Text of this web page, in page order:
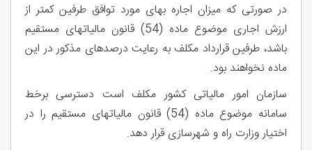
در صورتی که میزان اجاره بهای مورد توافق طرفین کمتر از
ارزش اجاری موضوع ماده (54) قانون مالیاتهای مستقیم
باشد، طرفین قرارداد مکلف به رعایت درصدهای مذکور در این
ماده نخواهند بود.
سازمان امور مالیاتی کشور مکلف است دسترسی برخط
سامانه موضوع ماده (54) قانون مالیاتهای مستقیم را در
اختیار وزارت راه و شهرسازی قرار دهد.